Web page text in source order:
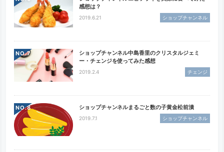
感想は？
2019.6.21 ショップチャンネル
NO.
ショップチャンネル中島香里のクリスタルジェミ
ー・チェンジを使ってみた感想
2019.2.4 チェンジ
NO. ショップチャンネルまるごと数の子黄金松前漬
2019.7.1 ショップチャンネル